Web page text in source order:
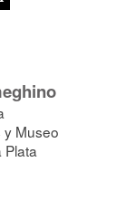
y Museo
Plata